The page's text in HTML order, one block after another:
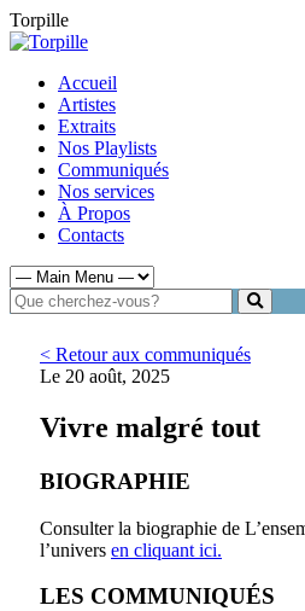
Torpille
Accueil
Artistes
Extraits
Nos Playlists
Communiqués
Nos services
À Propos
Contacts
< Retour aux communiqués
Le 20 août, 2025
Vivre malgré tout
BIOGRAPHIE
Consulter la biographie de
l’univers en cliquant ici.
LES COMMUNIQUÉS